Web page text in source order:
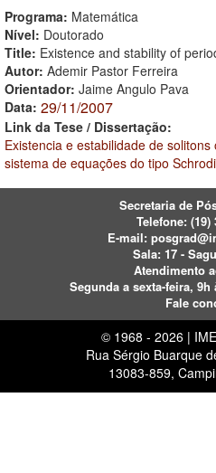
Programa: Matemática
Nível: Doutorado
Title: Existence and stability of
Autor: Ademir Pastor Ferreira
Orientador: Jaime Angulo Pava
Data: 29/11/2007
Link da Tese / Dissertação:
Existencia e estabilidade de
sistema de equações do tipo
Secretaria de
Telefone: (19)
E-mail:
Sala: 17 -
Atendimento
Segunda a sexta-feira, 9h
Fale
© 1968 - 2026 |
Rua Sérgio Buarque
13083-859,